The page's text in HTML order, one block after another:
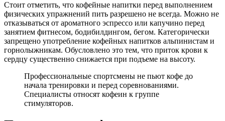
Стоит отметить, что кофейные напитки перед выполнением
физических упражнений пить разрешено не всегда. Можно не
отказываться от ароматного эспрессо или капучино перед
занятием фитнесом, бодибилдингом, бегом. Категорически
запрещено употребление кофейных напитков альпинистам и
горнолыжникам. Обусловлено это тем, что приток крови к
сердцу существенно снижается при подъеме на высоту.
Профессиональные спортсмены не пьют кофе до
начала тренировки и перед соревнованиями.
Специалисты относят кофеин к группе
стимуляторов.